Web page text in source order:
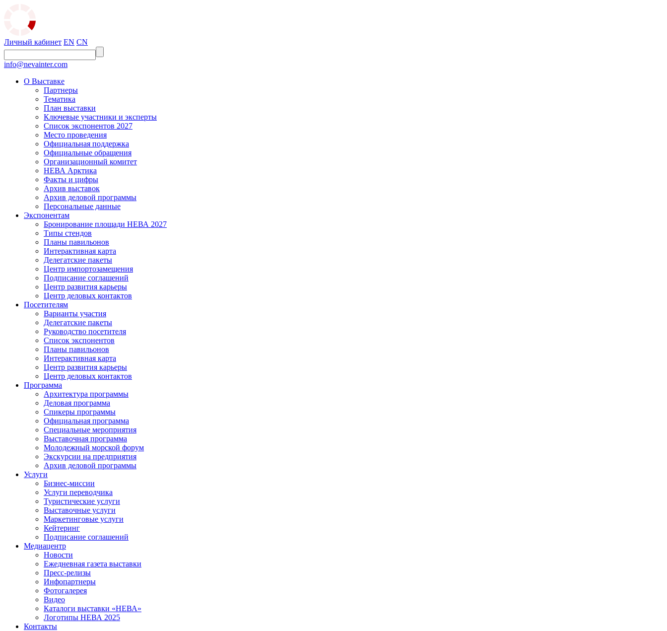
Личный кабинет EN CN
info@nevainter.com
О Выставке
Партнеры
Тематика
План выставки
Ключевые участники и эксперты
Список экспонентов 2027
Место проведения
Официальная поддержка
Официальные обращения
Организационный комитет
НЕВА Арктика
Факты и цифры
Архив выставок
Архив деловой программы
Персональные данные
Экспонентам
Бронирование площади НЕВА 2027
Типы стендов
Планы павильонов
Интерактивная карта
Делегатские пакеты
Центр импортозамещения
Подписание соглашений
Центр развития карьеры
Центр деловых контактов
Посетителям
Варианты участия
Делегатские пакеты
Руководство посетителя
Список экспонентов
Планы павильонов
Интерактивная карта
Центр развития карьеры
Центр деловых контактов
Программа
Архитектура программы
Деловая программа
Спикеры программы
Официальная программа
Специальные мероприятия
Выставочная программа
Молодежный морской форум
Экскурсии на предприятия
Архив деловой программы
Услуги
Бизнес-миссии
Услуги переводчика
Туристические услуги
Выставочные услуги
Маркетинговые услуги
Кейтеринг
Подписание соглашений
Медиацентр
Новости
Ежедневная газета выставки
Пресс-релизы
Инфопартнеры
Фотогалерея
Видео
Каталоги выставки «НЕВА»
Логотипы НЕВА 2025
Контакты